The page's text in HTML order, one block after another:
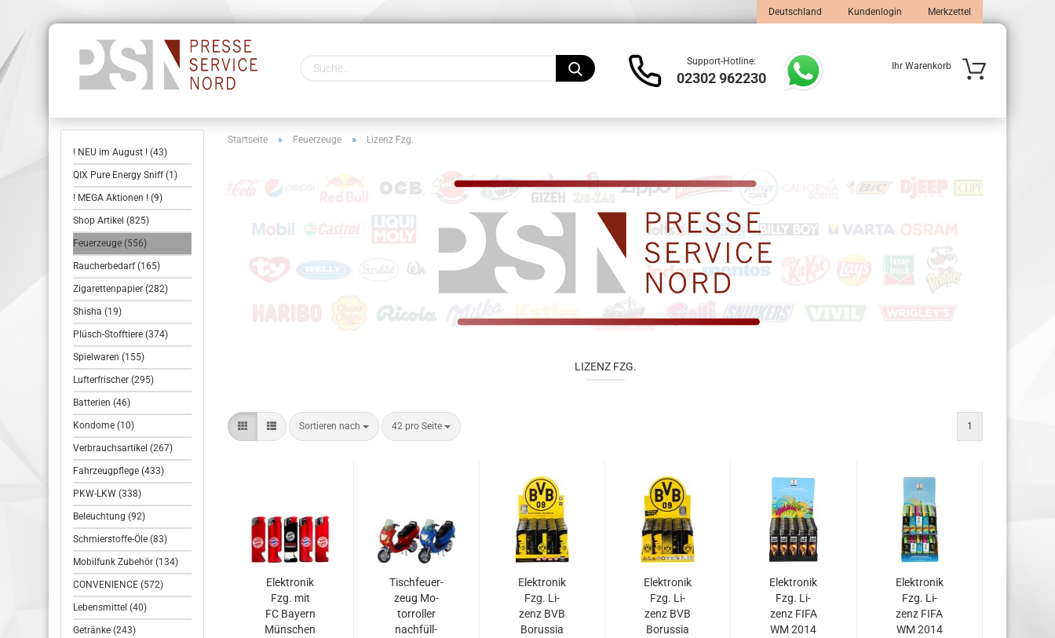
Deutschland Kundenlogin
Konto erstellen
Passwort vergessen?
Merkzettel
Support-Hotline:
02302 962230
Ihr Warenkorb
Startseite » Feuerzeuge » Lizenz Fzg.
LIZENZ FZG.
Sortieren nach 42 pro Seite 1
Elek­tro­nik
Fzg. mit
FC Bay­ern
Mün­schen
Tisch­feu­er­
zeug Mo­
tor­rol­ler
nach­füll­
Elek­tro­nik
Fzg. Li­
zenz BVB
Bo­rus­sia
Elek­tro­nik
Fzg. Li­
zenz BVB
Bo­rus­sia
Elek­tro­nik
Fzg. Li­
zenz FIFA
WM 2014
Elek­tro­nik
Fzg. Li­
zenz FIFA
WM 2014
! NEU im August ! (43)
QIX Pure Energy Sniff (1)
! MEGA Aktionen ! (9)
Shop Artikel (825)
Feuerzeuge (556)
Raucherbedarf (165)
Zigarettenpapier (282)
Shisha (19)
Plüsch-Stofftiere (374)
Spielwaren (155)
Lufterfrischer (295)
Batterien (46)
Kondome (10)
Verbrauchsartikel (267)
Fahrzeugpflege (433)
PKW-LKW (338)
Beleuchtung (92)
Schmierstoffe-Öle (83)
Mobilfunk Zubehör (134)
CONVENIENCE (572)
Lebensmittel (40)
Getränke (243)